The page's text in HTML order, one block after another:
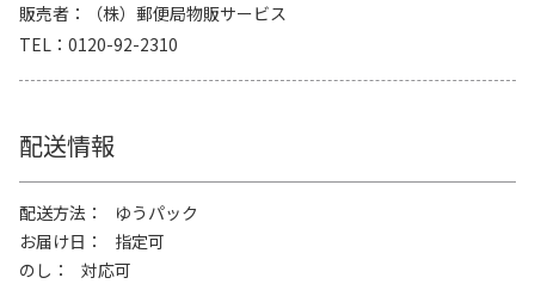
販売者
（株）郵便局物販サービス
TEL
0120-92-2310
配送情報
配送方法
ゆうパック
お届け日
指定可
のし
対応可